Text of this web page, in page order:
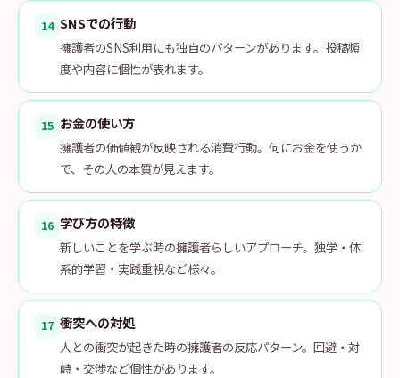
14 SNSでの行動
擁護者のSNS利用にも独自のパターンがあります。投稿頻
度や内容に個性が表れます。
15 お金の使い方
擁護者の価値観が反映される消費行動。何にお金を使うか
で、その人の本質が見えます。
16 学び方の特徴
新しいことを学ぶ時の擁護者らしいアプローチ。独学・体
系的学習・実践重視など様々。
17 衝突への対処
人との衝突が起きた時の擁護者の反応パターン。回避・対
峙・交渉など個性があります。